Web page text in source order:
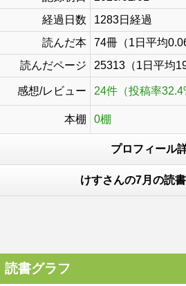
経過日数
1283日経過
読んだ本
74冊（1日平均
読んだページ
25313（1日平均19
感想/レビュー 24件（投稿率
本棚 0棚
プロフィール
けすさんの7月の読
読書グラフ